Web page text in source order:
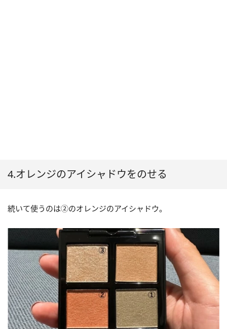
4.オレンジのアイシャドウをのせる
続いて使うのは②のオレンジのアイシャドウ。